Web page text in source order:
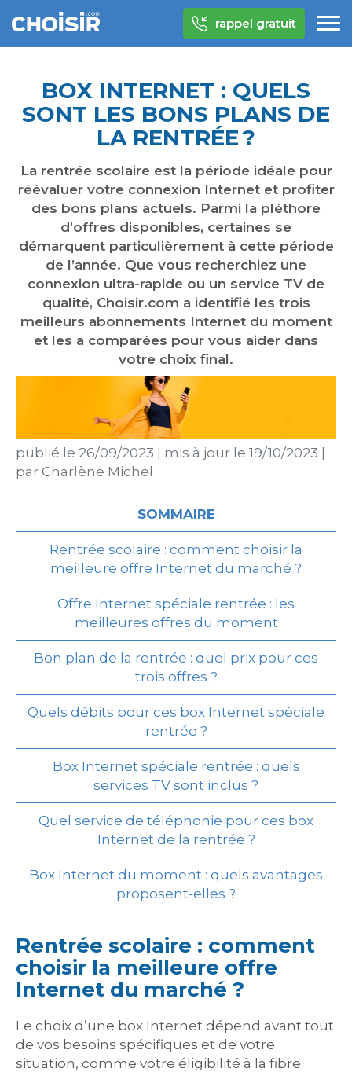
rappel gratuit
BOX INTERNET : QUELS
SONT LES BONS PLANS DE
LA RENTRÉE ?
La rentrée scolaire est la période idéale pour
réévaluer votre connexion Internet et profiter
des bons plans actuels. Parmi la pléthore
d’offres disponibles, certaines se
démarquent particulièrement à cette période
de l’année. Que vous recherchiez une
connexion ultra-rapide ou un service TV de
qualité, Choisir.com a identifié les trois
meilleurs abonnements Internet du moment
et les a comparées pour vous aider dans
votre choix final.
publié le 26/09/2023 mis à jour le 19/10/2023
par Charlène Michel
SOMMAIRE
Rentrée scolaire : comment choisir la
meilleure offre Internet du marché ?
Offre Internet spéciale rentrée : les
meilleures offres du moment
Bon plan de la rentrée : quel prix pour ces
trois offres ?
Quels débits pour ces box Internet spéciale
rentrée ?
Box Internet spéciale rentrée : quels
services TV sont inclus ?
Quel service de téléphonie pour ces box
Internet de la rentrée ?
Box Internet du moment : quels avantages
proposent-elles ?
Rentrée scolaire : comment
choisir la meilleure offre
Internet du marché ?
Le choix d’une box Internet dépend avant tout
de vos besoins spécifiques et de votre
situation, comme votre éligibilité à la fibre